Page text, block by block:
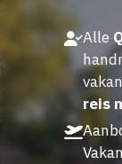
Alle
reis